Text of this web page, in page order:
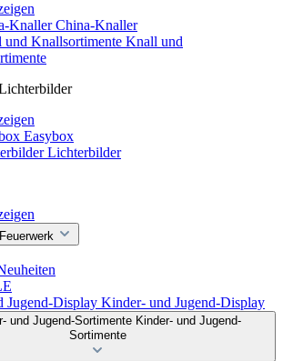
China-Knaller
Knall und
Easybox
Lichterbilder
Kinder- und Jugend-Display
Kinder- und Jugend-
Sortimente